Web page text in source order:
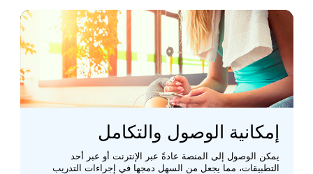
إمكانية الوصول والتكامل
يمكن الوصول إلى المنصة عادةً عبر الإنترنت أو عبر أحد
التطبيقات، مما يجعل من السهل دمجها في إجراءات التدريب